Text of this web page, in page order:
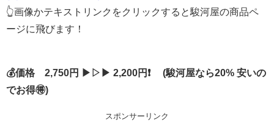
👆画像かテキストリンクをクリックすると駿河屋の商品ペ
ージに飛びます！
💰価格 2,750円 ▶▷▶ 2,200円❗ (駿河屋なら20% 安いの
でお得🉐)
スポンサーリンク